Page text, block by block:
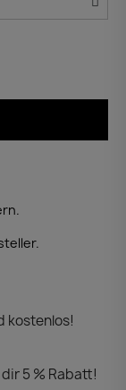
kostenlos!
5 % Rabatt!